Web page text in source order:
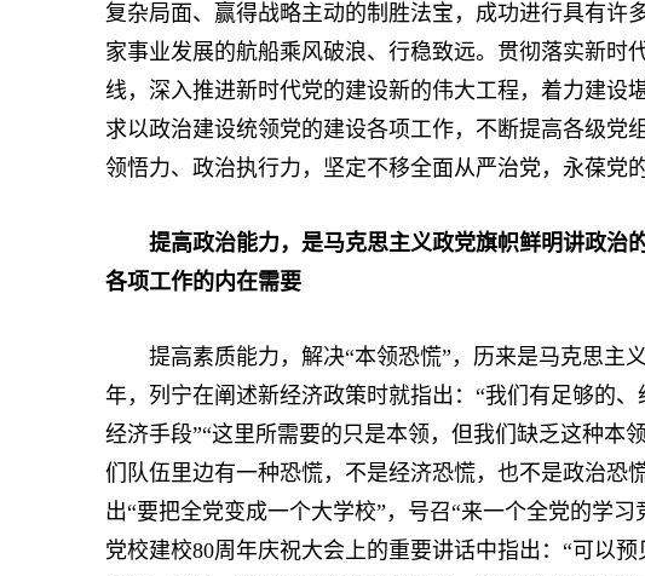
复杂局面、赢得战略主动的制胜法宝，成功进行具有许
家事业发展的航船乘风破浪、行稳致远。贯彻落实新时
线，深入推进新时代党的建设新的伟大工程，着力建设
求以政治建设统领党的建设各项工作，不断提高各级党
领悟力、政治执行力，坚定不移全面从严治党，永葆党
提高政治能力，是马克思主义政党旗帜鲜明讲政治
各项工作的内在需要
提高素质能力，解决“本领恐慌”，历来是马克思主
年，列宁在阐述新经济政策时就指出：“我们有足够的
经济手段”“这里所需要的只是本领，但我们缺乏这种本
们队伍里边有一种恐慌，不是经济恐慌，也不是政治恐
出“要把全党变成一个大学校”，号召“来一个全党的学
党校建校80周年庆祝大会上的重要讲话中指出：“可以